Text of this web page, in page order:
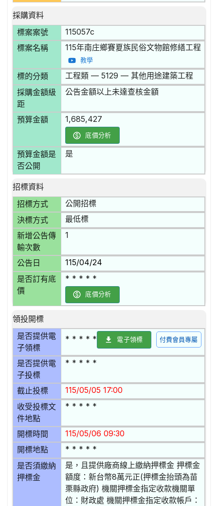
採購資料
標案案號
115057c
標案名稱 115年南庄鄉賽夏族民俗文物館修繕工程
教學
標的分類 工程類 — 5129 — 其他用途建築工程
採購金額級
距
公告金額以上未達查核金額
預算金額 1,685,427
底價分析
預算金額是
否公開
是
招標資料
招標方式
公開招標
決標方式 最低標
新增公告傳
輸次數
1
公告日 115/04/24
是否訂有底
價
* * * * *
底價分析
領投開標
是否提供電
子領標
* * * * * 電子領標 付費會員專屬
是否提供電
子投標
* * * * *
截止投標 115/05/05 17:00
收受投標文
件地點
* * * * *
開標時間 115/05/06 09:30
開標地點 * * * * *
是否須繳納
押標金
是，且提供廠商線上繳納押標金 押標金
額度：新台幣8萬元正(押標金抬頭為苗
栗縣政府) 機關押標金指定收款機關單
位：財政處 機關押標金指定收款帳戶：